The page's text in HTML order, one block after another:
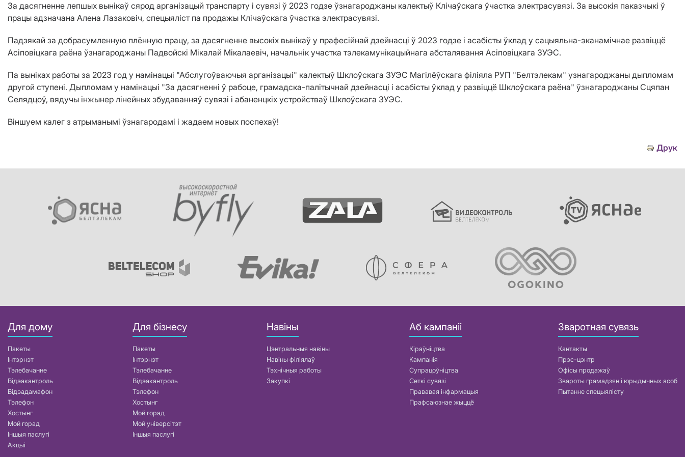
За дасягненне лепшых вынікаў сярод арганізацый транспарту і сувязі ў 2023 годзе ўзнагароджаны калектыў Клічаўскага ўчастка электрасувязі. За высокія паказчыкі ў
працы адзначана Алена Лазаковіч, спецыяліст па продажы Клічаўскага ўчастка электрасувязі.
Падзякай за добрасумленную плённую працу, за дасягненне высокіх вынікаў у прафесійнай дзейнасці ў 2023 годзе і асабісты ўклад у сацыяльна-эканамічнае развіццё
Асіповіцкага раёна ўзнагароджаны Падвойскі Мікалай Мікалаевіч, начальнік участка тэлекамунікацыйнага абсталявання Асіповіцкага ЗУЭС.
Па выніках работы за 2023 год у намінацыі "Абслугоўваючыя арганізацыі" калектыў Шклоўскага ЗУЭС Магілёўскага філіяла РУП "Белтэлекам" узнагароджаны дыпломам
другой ступені. Дыпломам у намінацыі "За дасягненні ў рабоце, грамадска-палітычнай дзейнасці і асабісты ўклад у развіццё Шклоўскага раёна" ўзнагароджаны Сцяпан
Селядцоў, вядучы інжынер лінейных збудаванняў сувязі і абаненцкіх устройстваў Шклоўскага ЗУЭС.
Віншуем калег з атрыманымі ўзнагародамі і жадаем новых поспехаў!
Друк
Для дому
Пакеты
Інтэрнэт
Тэлебачанне
Відэакантроль
Відэадамафон
Тэлефон
Хостынг
Мой горад
Іншыя паслугі
Акцыі
Для бізнесу
Пакеты
Інтэрнэт
Тэлебачанне
Відэакантроль
Тэлефон
Хостынг
Мой горад
Мой універсітэт
Іншыя паслугі
Навіны
Цэнтральныя навіны
Навіны філіялаў
Тэхнічныя работы
Закупкі
Аб кампаніі
Кіраўніцтва
Кампанія
Супрацоўніцтва
Сеткі сувязі
Прававая інфармацыя
Прафсаюзнае жыццё
Зваротная сувязь
Кантакты
Прэс-цэнтр
Офісы продажаў
Звароты грамадзян і юрыдычных асоб
Пытанне спецыялісту